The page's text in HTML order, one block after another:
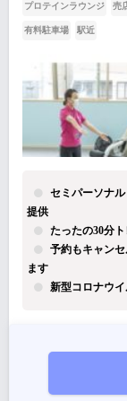
プロテインラウンジ 売
有料駐車場 駅近
セミパーソナ
提供
たったの30分
予約もキャン
ます
新型コロナウ